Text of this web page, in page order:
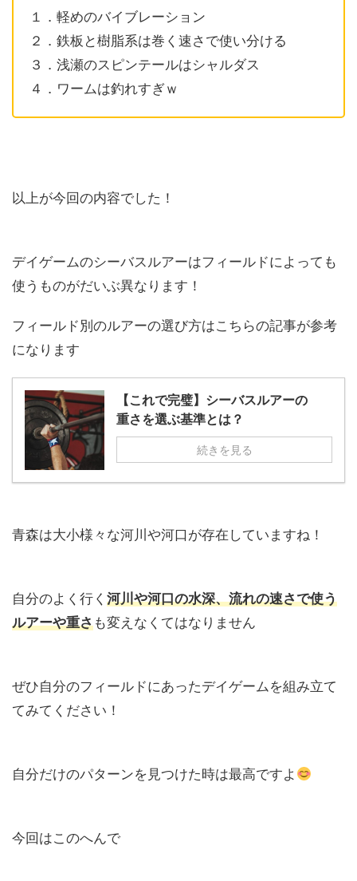
１．軽めのバイブレーション
２．鉄板と樹脂系は巻く速さで使い分ける
３．浅瀬のスピンテールはシャルダス
４．ワームは釣れすぎｗ
以上が今回の内容でした！
デイゲームのシーバスルアーはフィールドによっても
使うものがだいぶ異なります！
フィールド別のルアーの選び方はこちらの記事が参考
になります
【これで完璧】シーバスルアーの
重さを選ぶ基準とは？
続きを見る
青森は大小様々な河川や河口が存在していますね！
自分のよく行く 河川や河口の水深、流れの速さで使う
ルアーや重さも変えなくてはなりません
ぜひ自分のフィールドにあったデイゲームを組み立て
てみてください！
自分だけのパターンを見つけた時は最高ですよ
今回はこのへんで